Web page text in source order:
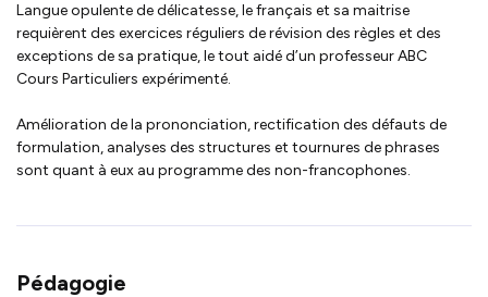
Langue opulente de délicatesse, le français et sa maitrise
requièrent des exercices réguliers de révision des règles et des
exceptions de sa pratique, le tout aidé d’un professeur ABC
Cours Particuliers expérimenté.
Amélioration de la prononciation, rectification des défauts de
formulation, analyses des structures et tournures de phrases
sont quant à eux au programme des non-francophones.
Pédagogie